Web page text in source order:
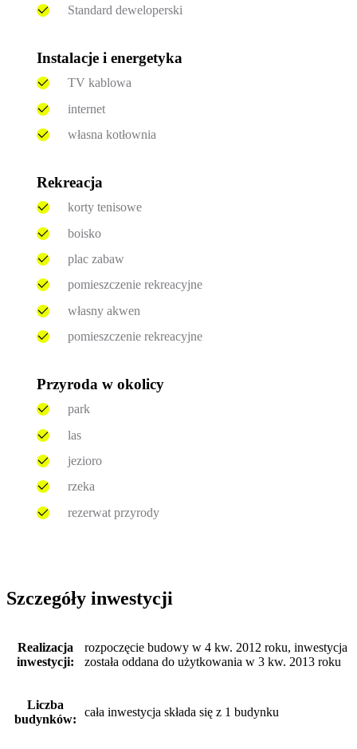
Standard deweloperski
Instalacje i energetyka
TV kablowa
internet
własna kotłownia
Rekreacja
korty tenisowe
boisko
plac zabaw
pomieszczenie rekreacyjne
własny akwen
pomieszczenie rekreacyjne
Przyroda w okolicy
park
las
jezioro
rzeka
rezerwat przyrody
Szczegóły inwestycji
Realizacja
inwestycji:
rozpoczęcie budowy w 4 kw. 2012 roku, inwestycja
została oddana do użytkowania w 3 kw. 2013 roku
Liczba
budynków:
cała inwestycja składa się z 1 budynku